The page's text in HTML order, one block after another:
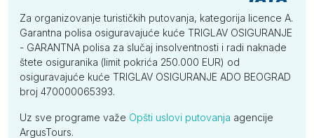
Za organizovanje turističkih putovanja, kategorija licence A.
Garantna polisa osiguravajuće kuće TRIGLAV OSIGURANJE
- GARANTNA polisa za slučaj insolventnosti i radi naknade
štete osiguranika (limit pokrića 250.000 EUR) od
osiguravajuće kuće TRIGLAV OSIGURANJE ADO BEOGRAD
broj 470000065393.
Uz sve programe važe Opšti uslovi putovanja agencije
ArgusTours.